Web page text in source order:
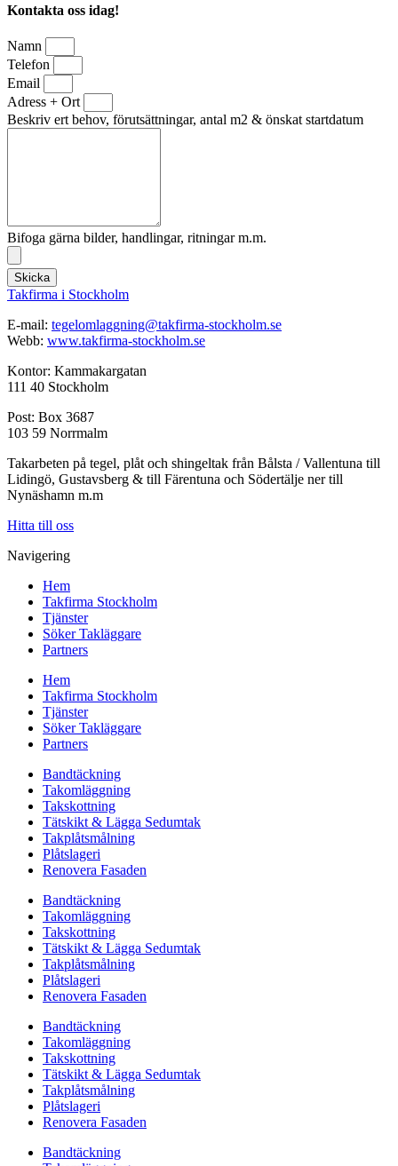
Kontakta oss idag!
Namn
Telefon
Email
Adress + Ort
Beskriv ert behov, förutsättningar, antal m2 & önskat startdatum
Bifoga gärna bilder, handlingar, ritningar m.m.
Skicka
Takfirma i Stockholm
E-mail: tegelomlaggning@takfirma-stockholm.se
Webb: www.takfirma-stockholm.se
Kontor: Kammakargatan
111 40 Stockholm
Post: Box 3687
103 59 Norrmalm
Takarbeten på tegel, plåt och shingeltak från Bålsta / Vallentuna till
Lidingö, Gustavsberg & till Färentuna och Södertälje ner till
Nynäshamn m.m
Hitta till oss
Navigering
Hem
Takfirma Stockholm
Tjänster
Söker Takläggare
Partners
Hem
Takfirma Stockholm
Tjänster
Söker Takläggare
Partners
Bandtäckning
Takomläggning
Takskottning
Tätskikt & Lägga Sedumtak
Takplåtsmålning
Plåtslageri
Renovera Fasaden
Bandtäckning
Takomläggning
Takskottning
Tätskikt & Lägga Sedumtak
Takplåtsmålning
Plåtslageri
Renovera Fasaden
Bandtäckning
Takomläggning
Takskottning
Tätskikt & Lägga Sedumtak
Takplåtsmålning
Plåtslageri
Renovera Fasaden
Bandtäckning